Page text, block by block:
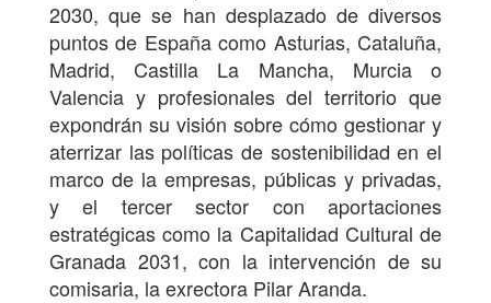
2030, que se han desplazado de diversos
puntos de España como Asturias, Cataluña,
Madrid, Castilla La Mancha, Murcia o
Valencia y profesionales del territorio que
expondrán su visión sobre cómo gestionar y
aterrizar las políticas de sostenibilidad en el
marco de la empresas, públicas y privadas,
y el tercer sector con aportaciones
estratégicas como la Capitalidad Cultural de
Granada 2031, con la intervención de su
comisaria, la exrectora Pilar Aranda.